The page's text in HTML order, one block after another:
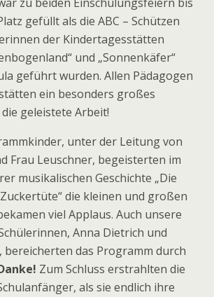
gefüllt als die ABC – Schützen
der Kindertagesstätten
und „Sonnenkäfer“
geführt wurden. Allen Pädagogen
ein besonders großes
geleistete Arbeit!
unter der Leitung von
Frau Leuschner, begeisterten im
musikalischen Geschichte „Die
die kleinen und großen
viel Applaus. Auch unsere
Anna Dietrich und
bereicherten das Programm durch
Zum Schluss erstrahlten die
als sie endlich ihre